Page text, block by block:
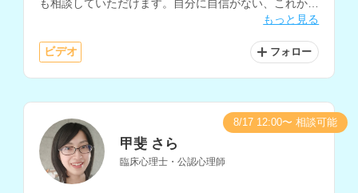
も相談していただけます。自分に自信がない、これから
どうしたら良いのかわからないと悩まれている方にもお
もっと見る
ビデオ フォロー
甲斐 さら
臨床心理士・公認心理師
8/17 12:00〜 相談可能